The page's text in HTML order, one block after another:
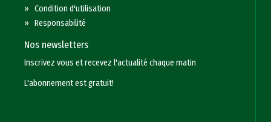
»Condition d'utilisation
»Responsabilité
Nos newsletters
Inscrivez vous et recevez l'actualité chaque matin
L'abonnement est gratuit!